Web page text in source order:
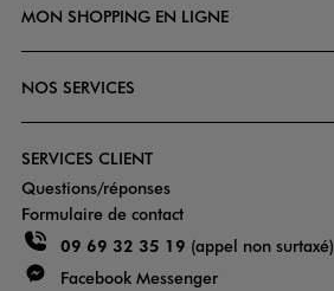
MON SHOPPING EN LIGNE
NOS SERVICES
SERVICES CLIENT
Questions/réponses
Formulaire de contact
09 69 32 35 19 (appel non surtaxé)
Facebook Messenger